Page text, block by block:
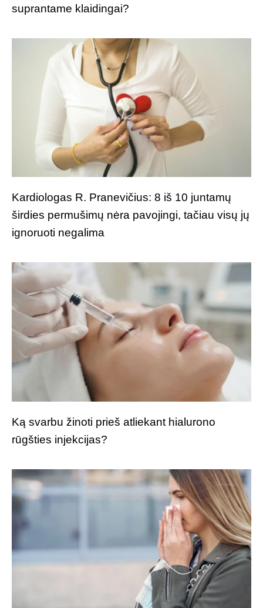
suprantame klaidingai?
Kardiologas R. Pranevičius: 8 iš 10 juntamų
širdies permušimų nėra pavojingi, tačiau visų jų
ignoruoti negalima
Ką svarbu žinoti prieš atliekant hialurono
rūgšties injekcijas?